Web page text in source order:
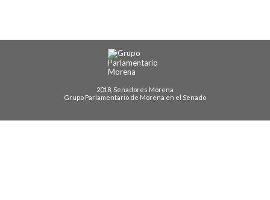
2018, Senadores Morena
Grupo Parlamentario de Morena en el Senado